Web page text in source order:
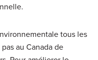
tous les
au Canada de